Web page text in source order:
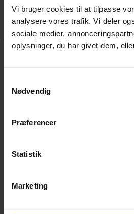
Vi bruger cookies til at tilpasse
analysere vores trafik. Vi deler
sociale medier,
oplysninger, du har givet dem,
Nødvendig
Præferencer
Statistik
Marketing
Hvis du bøvler med noget eller ønsker
mig,eller kom forbi butikken på
jeg dig på vej.
Instagram
SERVICES
Cookiepolitik
Privatlivspolitik
Cookiepolitik